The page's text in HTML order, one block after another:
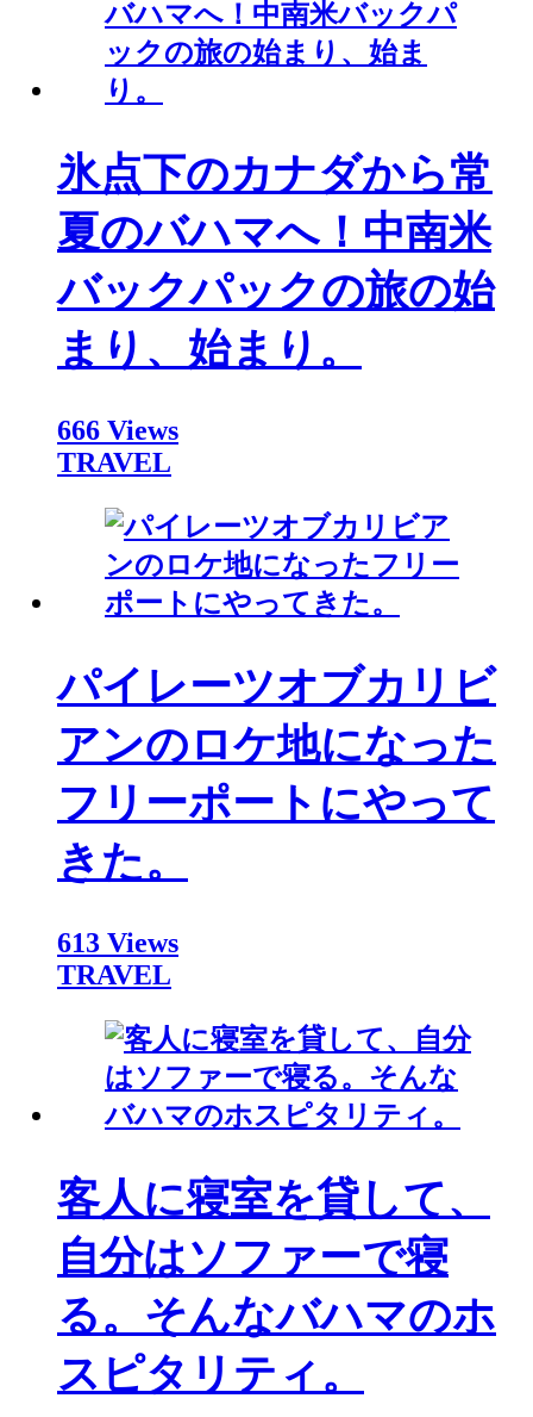
氷点下のカナダから常
夏のバハマへ！中南米
バックパックの旅の始
まり、始まり。
666 Views
TRAVEL
パイレーツオブカリビ
アンのロケ地になった
フリーポートにやって
きた。
613 Views
TRAVEL
客人に寝室を貸して、
自分はソファーで寝
る。そんなバハマのホ
スピタリティ。